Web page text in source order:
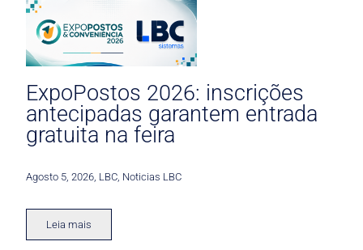
ExpoPostos 2026: inscrições
antecipadas garantem entrada
gratuita na feira
Agosto 5, 2026 LBC Noticias LBC
Leia mais